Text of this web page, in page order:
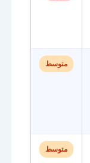
متوسط
متوسط